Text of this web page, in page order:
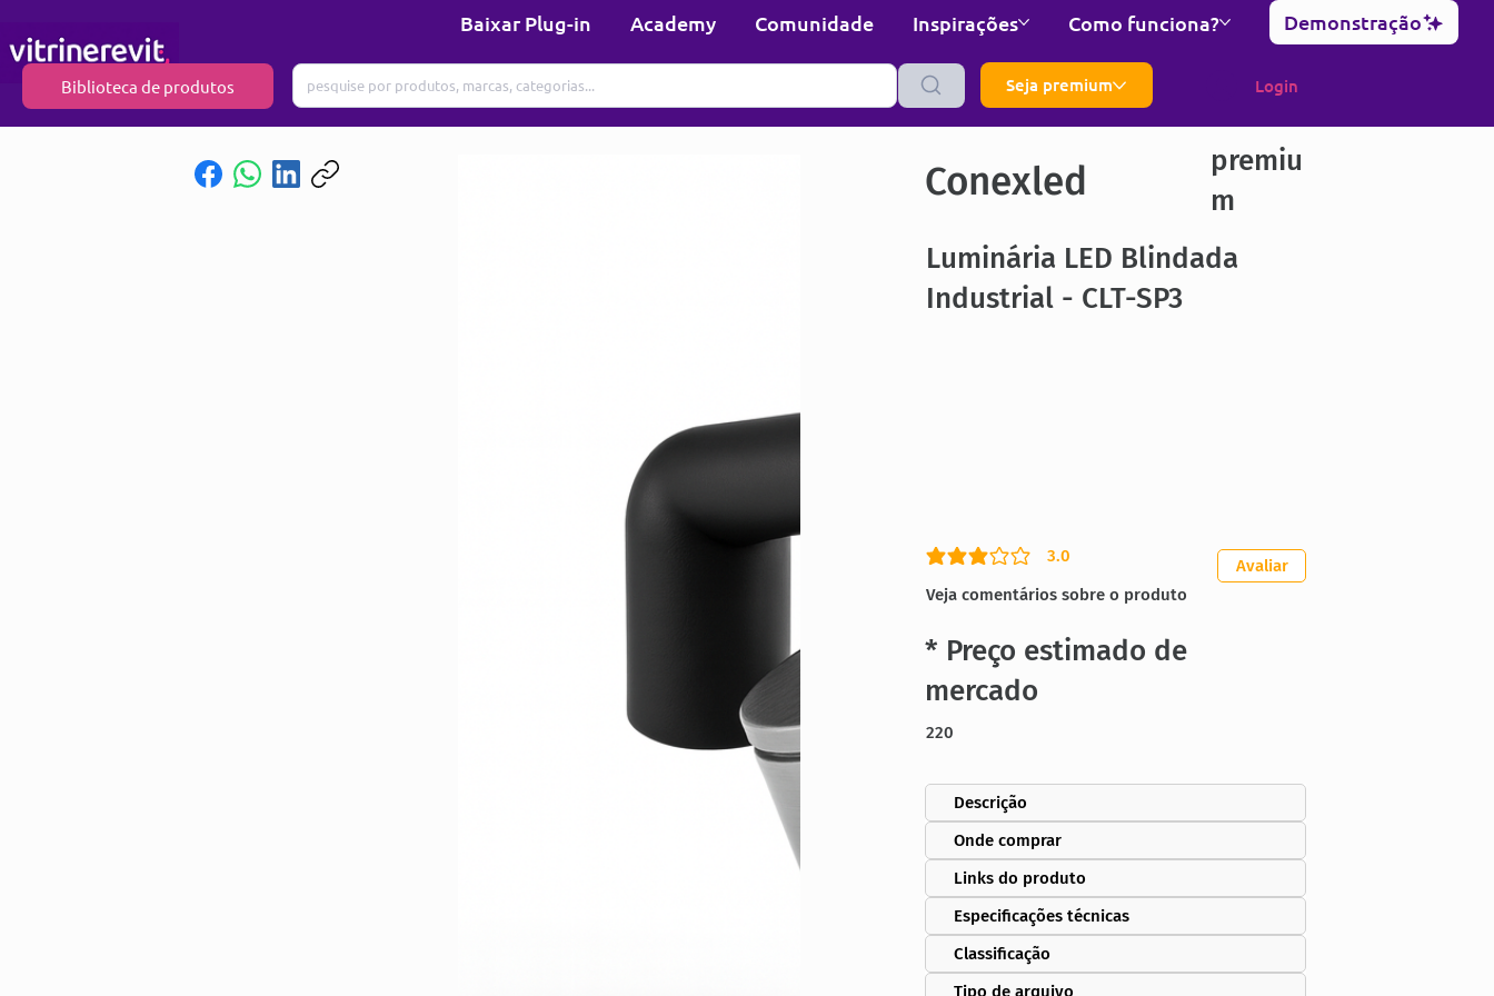
Baixar Plug-in Academy Comunidade Inspirações Como funciona? Demonstração
Biblioteca de produtos Seja premium Login
Conexled
premiu
m
Luminária LED Blindada
Industrial - CLT-SP3
3.0
classificação média é 3 de 5
Veja comentários sobre o produto
Avaliar
* Preço estimado de
mercado
220
Descrição
Onde comprar
Links do produto
Especificações técnicas
Classificação
Tipo de arquivo